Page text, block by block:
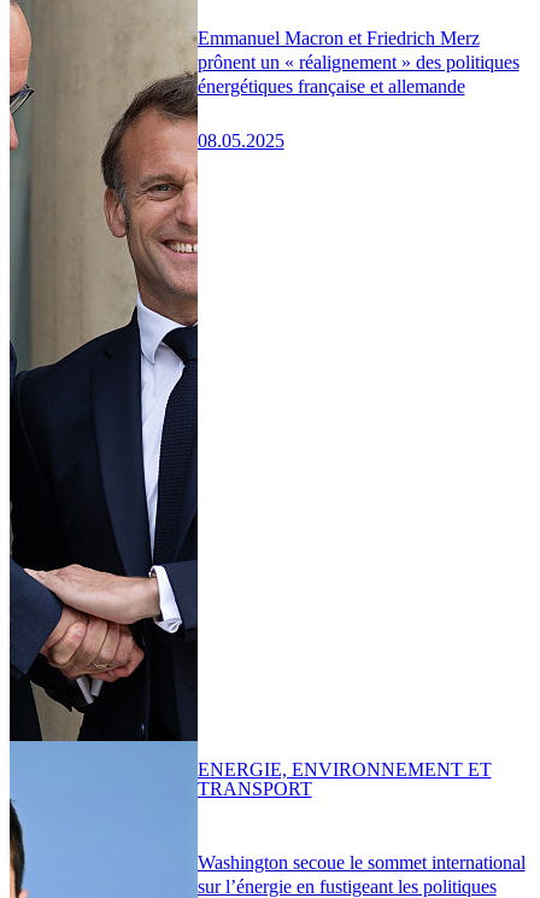
Emmanuel Macron et Friedrich Merz
prônent un « réalignement » des politiques
énergétiques française et allemande
08.05.2025
Washington secoue le sommet international
sur l’énergie en fustigeant les politiques
ENERGIE, ENVIRONNEMENT ET
TRANSPORT